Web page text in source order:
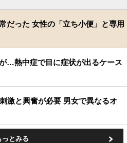
だった 女性の「立ち小便」と専用
…熱中症で目に症状が出るケース
激と興奮が必要 男女で異なるオ
っとみる